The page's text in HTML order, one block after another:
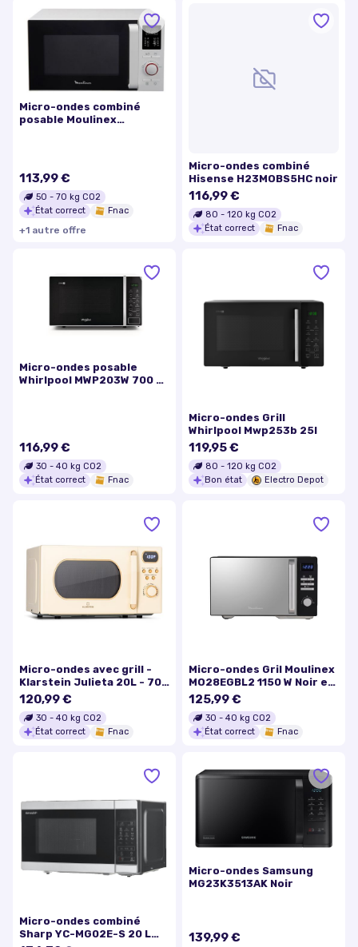
Micro-ondes combiné
posable Moulinex
113,99 €
50 - 70 kg CO2
État correct
Fnac
+1 autre offre
Micro-ondes combiné
Hisense H23MOBS5HC noir
116,99 €
80 - 120 kg CO2
État correct
Fnac
Micro-ondes posable
Whirlpool MWP203W 700 W
116,99 €
30 - 40 kg CO2
État correct
Fnac
Micro-ondes Grill
Whirlpool Mwp253b 25l
119,95 €
80 - 120 kg CO2
Bon état
Electro Depot
Micro-ondes avec grill -
Klarstein Julieta 20L - 700
/ 800 W - 8 programmes -
Crème
120,99 €
30 - 40 kg CO2
État correct
Fnac
Micro-ondes Gril Moulinex
MO28EGBL2 1150 W Noir et
Argent
125,99 €
30 - 40 kg CO2
État correct
Fnac
Micro-ondes combiné
Sharp YC-MG02E-S 20 L
Micro-ondes Samsung
MG23K3513AK Noir
139,99 €